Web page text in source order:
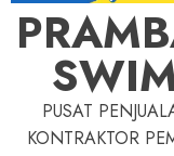
PUSAT
KONTRAKTOR